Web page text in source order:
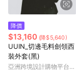
降價
$13,160 (降$5,640)
UUIN_切邊毛料劍領西
裝外套(黑)
亞洲跨境設計購物平台